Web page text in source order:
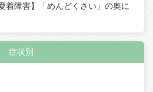
着障害】「めんどくさい」の奥に
症状別